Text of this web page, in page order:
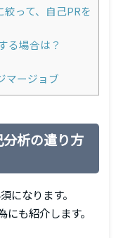
って、自己PRを
る場合は？
マージョブ
析の遣り方
になります。
も紹介します。